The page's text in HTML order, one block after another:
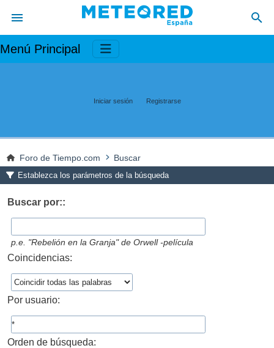
Menú Principal
Iniciar sesión Registrarse
Foro de Tiempo.com Buscar
Establezca los parámetros de la búsqueda
Buscar por::
p.e. "Rebelión en la Granja" de Orwell -película
Coincidencias:
Por usuario:
Orden de búsqueda: